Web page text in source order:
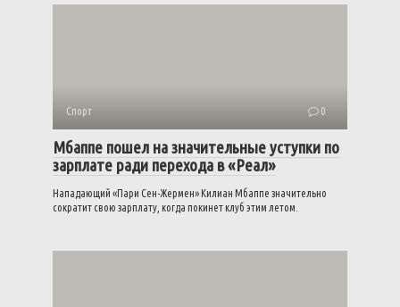
Спорт 0
Мбаппе пошел на значительные уступки по
зарплате ради перехода в «Реал»
Нападающий «Пари Сен-Жермен» Килиан Мбаппе значительно
сократит свою зарплату, когда покинет клуб этим летом.